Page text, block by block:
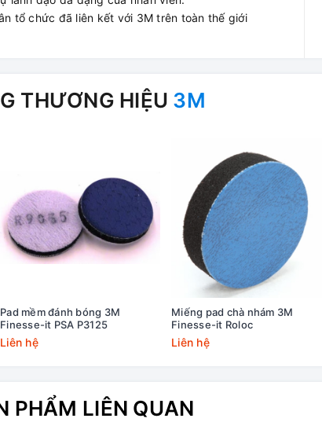
tổ chức đã liên kết với 3M trên toàn thế giới
THƯƠNG HIỆU 3M
Pad mềm đánh bóng 3M
Finesse-it PSA P3125
Liên hệ
Miếng pad chà nhám 3M
Finesse-it Roloc
Liên hệ
PHẨM LIÊN QUAN